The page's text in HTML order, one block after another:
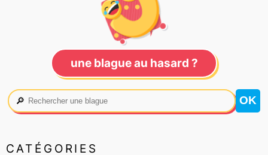
une blague au hasard ?
🔎
CATÉGORIES